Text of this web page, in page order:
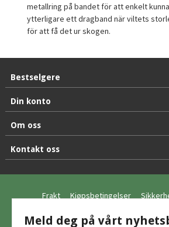
metallring på bandet för att enkelt
ytterligare ett dragband när viltets
för att få det ur skogen.
Bestselgere
Din konto
Om oss
Kontakt oss
Frakt Kjøpsbetingelser
Nyhetsbrev
Meld deg på vårt